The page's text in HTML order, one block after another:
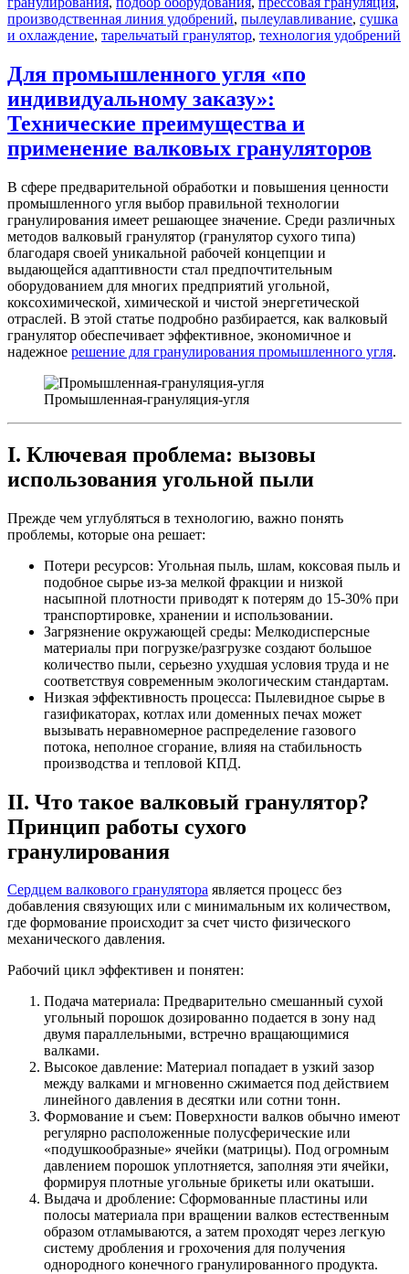
производственная линия удобрений, пылеулавливание, сушка
и охлаждение, тарельчатый гранулятор, технология удобрений
Для промышленного угля «по
индивидуальному заказу»:
Технические преимущества и
применение валковых грануляторов
В сфере предварительной обработки и повышения ценности
промышленного угля выбор правильной технологии
гранулирования имеет решающее значение. Среди различных
методов валковый гранулятор (гранулятор сухого типа)
благодаря своей уникальной рабочей концепции и
выдающейся адаптивности стал предпочтительным
оборудованием для многих предприятий угольной,
коксохимической, химической и чистой энергетической
отраслей. В этой статье подробно разбирается, как валковый
гранулятор обеспечивает эффективное, экономичное и
надежное решение для гранулирования промышленного угля.
Промышленная-грануляция-угля
I. Ключевая проблема: вызовы
использования угольной пыли
Прежде чем углубляться в технологию, важно понять
проблемы, которые она решает:
Потери ресурсов: Угольная пыль, шлам, коксовая пыль и
подобное сырье из-за мелкой фракции и низкой
насыпной плотности приводят к потерям до 15-30% при
транспортировке, хранении и использовании.
Загрязнение окружающей среды: Мелкодисперсные
материалы при погрузке/разгрузке создают большое
количество пыли, серьезно ухудшая условия труда и не
соответствуя современным экологическим стандартам.
Низкая эффективность процесса: Пылевидное сырье в
газификаторах, котлах или доменных печах может
вызывать неравномерное распределение газового
потока, неполное сгорание, влияя на стабильность
производства и тепловой КПД.
II. Что такое валковый гранулятор?
Принцип работы сухого
гранулирования
Сердцем валкового гранулятора является процесс без
добавления связующих или с минимальным их количеством,
где формование происходит за счет чисто физического
механического давления.
Рабочий цикл эффективен и понятен:
Подача материала: Предварительно смешанный сухой
угольный порошок дозированно подается в зону над
двумя параллельными, встречно вращающимися
валками.
Высокое давление: Материал попадает в узкий зазор
между валками и мгновенно сжимается под действием
линейного давления в десятки или сотни тонн.
Формование и съем: Поверхности валков обычно имеют
регулярно расположенные полусферические или
«подушкообразные» ячейки (матрицы). Под огромным
давлением порошок уплотняется, заполняя эти ячейки,
формируя плотные угольные брикеты или окатыши.
Выдача и дробление: Сформованные пластины или
полосы материала при вращении валков естественным
образом отламываются, а затем проходят через легкую
систему дробления и грохочения для получения
однородного конечного гранулированного продукта.